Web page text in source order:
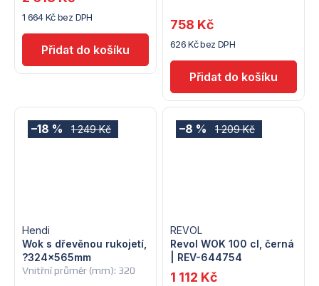
1 664 Kč bez DPH
626 Kč bez DPH
758 Kč
1 249 Kč
–18 %
Vnitřní průměr (mm): 320
Wok s dřevěnou rukojetí,
?324x565mm
Hendi
1 209 Kč
–8 %
Revol WOK 100 cl, černá
| REV-644754
REVOL
1 112 Kč